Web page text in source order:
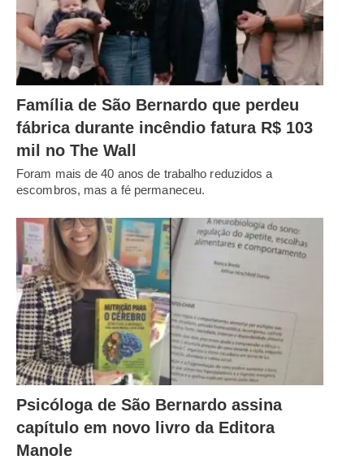
Família de São Bernardo que perdeu
fábrica durante incêndio fatura R$ 103
mil no The Wall
Foram mais de 40 anos de trabalho reduzidos a
escombros, mas a fé permaneceu.
Psicóloga de São Bernardo assina
capítulo em novo livro da Editora
Manole